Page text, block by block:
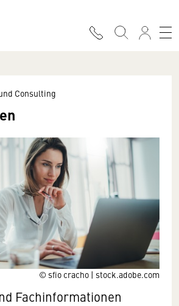
© sfio cracho | stock.adobe.com
Consulting
Fachinformationen